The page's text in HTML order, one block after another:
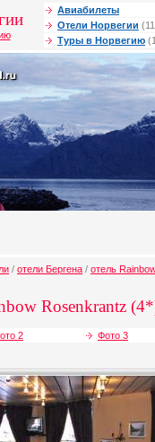
Авиабилеты
Отели Норвегии
Туры в Норвегию
/ отели Бергена / отель
Rosenkrantz
2
Фото 3